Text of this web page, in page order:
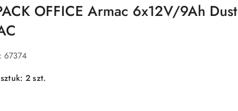
OFFICE Armac 6x12V/9Ah Dust
67374
2szt.